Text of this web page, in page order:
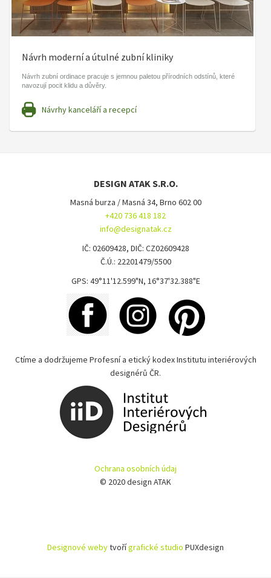
Návrh moderní a útulné zubní kliniky
Návrh zubní ordinace pracuje s jemnou paletou přírodních odstínů, které
navozují pocit klidu a důvěry.
Návrhy kanceláří a recepcí
DESIGN ATAK S.R.O.
Masná burza / Masná 34, Brno 602 00
+420 736 418 182
info@designatak.cz
IČ: 02609428, DIČ: CZ02609428
Č.Ú.: 22201479/5500
GPS: 49°11'12.599"N, 16°37'32.388"E
Ctíme a dodržujeme Profesní a etický kodex Institutu interiérových
designérů ČR.
Ochrana osobních údaj
© 2020 design ATAK
Designové webytvořígrafické studio PUXdesign